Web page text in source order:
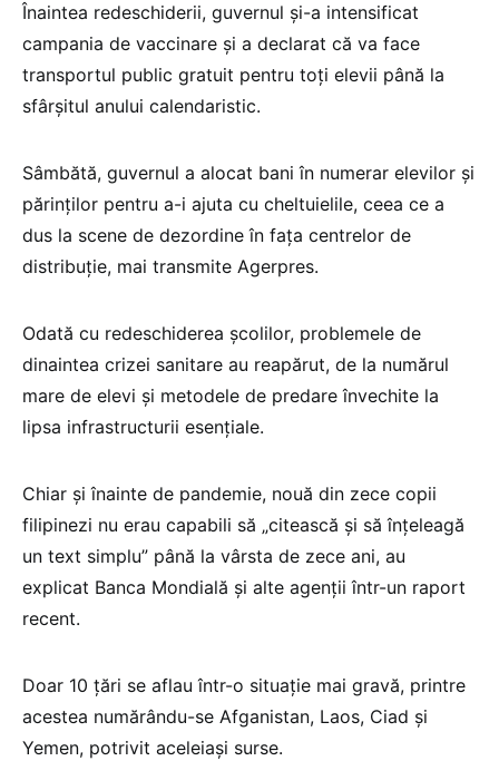
Înaintea redeschiderii, guvernul şi-a intensificat
campania de vaccinare şi a declarat că va face
transportul public gratuit pentru toţi elevii până la
sfârşitul anului calendaristic.
Sâmbătă, guvernul a alocat bani în numerar elevilor şi
părinţilor pentru a-i ajuta cu cheltuielile, ceea ce a
dus la scene de dezordine în faţa centrelor de
distribuţie, mai transmite Agerpres.
Odată cu redeschiderea şcolilor, problemele de
dinaintea crizei sanitare au reapărut, de la numărul
mare de elevi şi metodele de predare învechite la
lipsa infrastructurii esenţiale.
Chiar şi înainte de pandemie, nouă din zece copii
filipinezi nu erau capabili să „citească şi să înţeleagă
un text simplu” până la vârsta de zece ani, au
explicat Banca Mondială şi alte agenţii într-un raport
recent.
Doar 10 ţări se aflau într-o situaţie mai gravă, printre
acestea numărându-se Afganistan, Laos, Ciad şi
Yemen, potrivit aceleiași surse.